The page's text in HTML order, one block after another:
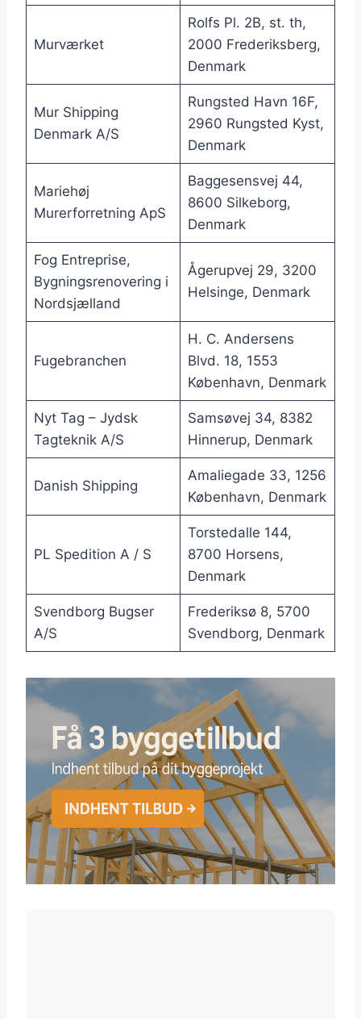
Murværket
Rolfs Pl. 2B, st. th,
2000 Frederiksberg,
Denmark
Mur Shipping
Denmark A/S
Rungsted Havn 16F,
2960 Rungsted Kyst,
Denmark
Mariehøj
Murerforretning ApS
Baggesensvej 44,
8600 Silkeborg,
Denmark
Fog Entreprise,
Bygningsrenovering i
Nordsjælland
Ågerupvej 29, 3200
Helsinge, Denmark
Fugebranchen
H. C. Andersens
Blvd. 18, 1553
København, Denmark
Nyt Tag – Jydsk
Tagteknik A/S
Samsøvej 34, 8382
Hinnerup, Denmark
Danish Shipping
Amaliegade 33, 1256
København, Denmark
PL Spedition A / S
Torstedalle 144,
8700 Horsens,
Denmark
Svendborg Bugser
A/S
Frederiksø 8, 5700
Svendborg, Denmark